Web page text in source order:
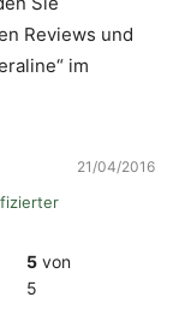
Reviews und
im
5 von
5
21/04/2016